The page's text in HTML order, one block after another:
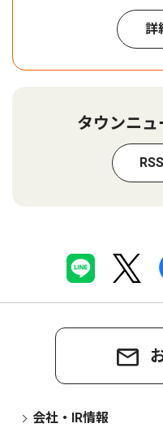
詳
タウンニュ
会社・IR情報